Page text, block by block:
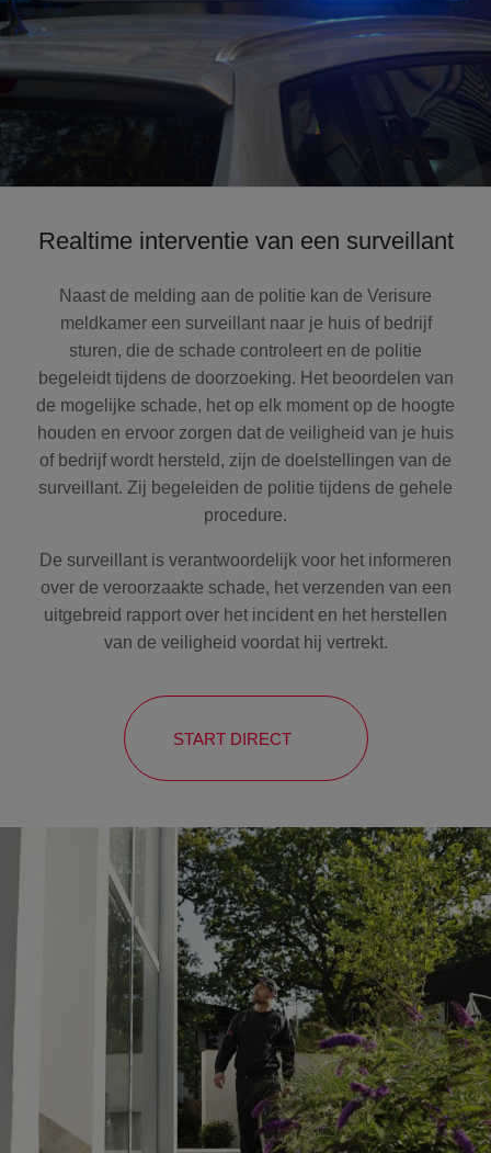
Realtime interventie van een surveillant
Naast de melding aan de politie kan de Verisure
meldkamer een surveillant naar je huis of bedrijf
sturen, die de schade controleert en de politie
begeleidt tijdens de doorzoeking. Het beoordelen van
de mogelijke schade, het op elk moment op de hoogte
houden en ervoor zorgen dat de veiligheid van je huis
of bedrijf wordt hersteld, zijn de doelstellingen van de
surveillant. Zij begeleiden de politie tijdens de gehele
procedure.
De surveillant is verantwoordelijk voor het informeren
over de veroorzaakte schade, het verzenden van een
uitgebreid rapport over het incident en het herstellen
van de veiligheid voordat hij vertrekt.
START DIRECT